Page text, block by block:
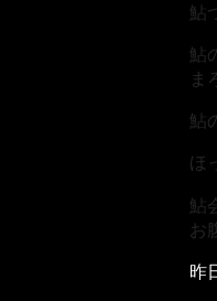
鮎
鮎
ま
鮎
ほ
鮎
お
昨